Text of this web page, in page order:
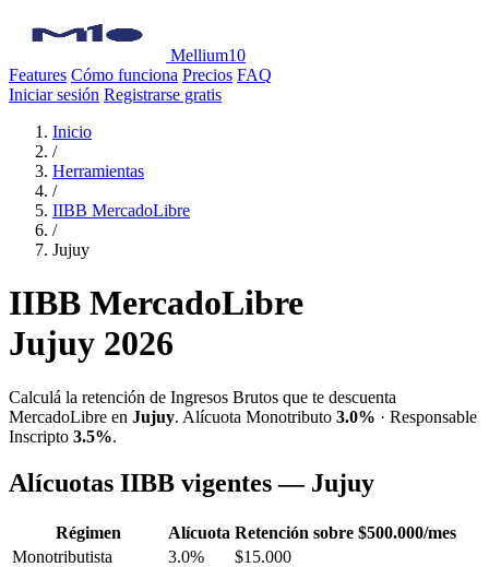
Mellium10
Features Cómo funciona Precios FAQ
Iniciar sesión Registrarse gratis
Inicio
/
Herramientas
/
IIBB MercadoLibre
/
Jujuy
IIBB MercadoLibre
Jujuy 2026
Calculá la retención de Ingresos Brutos que te descuenta
MercadoLibre en Jujuy. Alícuota Monotributo 3.0% · Responsable
Inscripto 3.5%.
Alícuotas IIBB vigentes — Jujuy
Régimen Alícuota Retención sobre $500.000/mes
Monotributista
3.0%
$15.000